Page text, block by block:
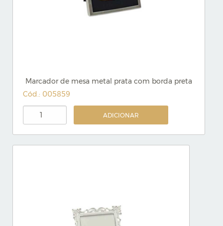
Marcador de mesa metal prata com borda preta
Cód.: 005859
ADICIONAR